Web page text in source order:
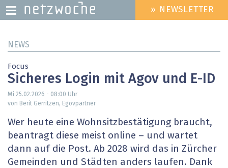
zum
HEADER
MENU
» NEWSLETTER
NEWS
Focus
Sicheres Login mit Agov und E-ID
Mi 25.02.2026 - 08:00 Uhr
von Berit Gerritzen, Egovpartner
Wer heute eine Wohnsitzbestätigung braucht,
beantragt diese meist online – und wartet
dann auf die Post. Ab 2028 wird das in Zürcher
Gemeinden und Städten anders laufen. Dank